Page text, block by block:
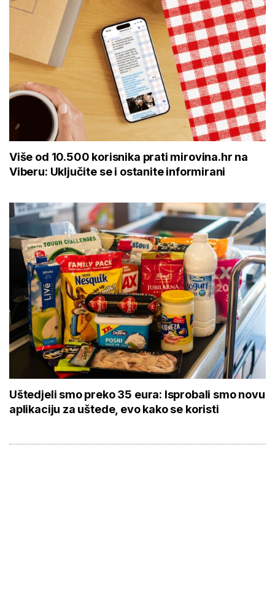
Više od 10.500 korisnika prati mirovina.hr na
Viberu: Uključite se i ostanite informirani
Uštedjeli smo preko 35 eura: Isprobali smo novu
aplikaciju za uštede, evo kako se koristi